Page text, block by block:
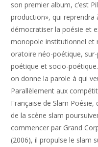
son premier album, c’est
production», qui reprendra
démocratiser la poésie et
monopole institutionnel et
oratoire néo-poétique,
poétique et socio-
on donne la parole à qui
Parallèlement aux
Française de Slam
de la scène slam
commencer par Grand
(2006), il propulse le slam